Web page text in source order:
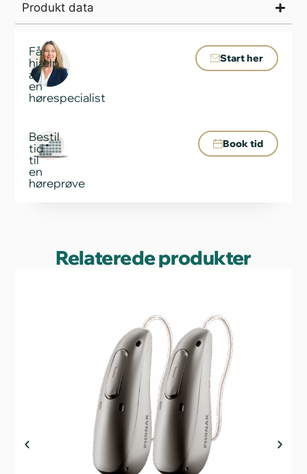
Produkt data
Få
hjælp
af
en
hørespecialist
Start her
Bestil
tid
til
en
høreprøve
Book tid
Relaterede produkter